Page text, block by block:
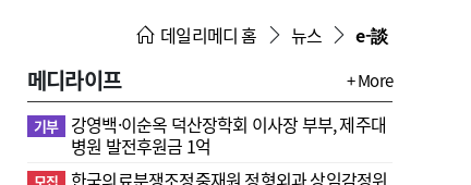
지침·기준·평가 약제급여 심사 결과
데일리메디 홈 뉴스 e-談
메디라이프 + More
기부
강영백·이순옥 덕산장학회 이사장 부부, 제주대
병원 발전후원금 1억
한국의료분쟁조정중재원 정형외과 상임감정위